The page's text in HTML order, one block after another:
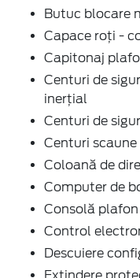
Butuc blocare
Capace roți -
Capitonaj
Centuri de
inerţial
Centuri de
Centuri
Coloană de
Computer de
Consolă plafon
Control
Descuiere